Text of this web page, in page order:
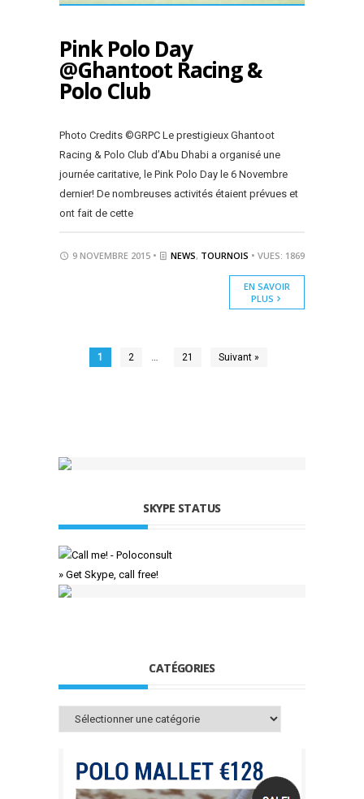
Pink Polo Day
@Ghantoot Racing &
Polo Club
Photo Credits ©GRPC Le prestigieux Ghantoot
Racing & Polo Club d’Abu Dhabi a organisé une
journée caritative, le Pink Polo Day le 6 Novembre
dernier! De nombreuses activités étaient prévues et
ont fait de cette
9 NOVEMBRE 2015 • NEWS, TOURNOIS • VUES: 1869
EN SAVOIR
PLUS
1 2 21 Suivant »
SKYPE STATUS
» Get Skype, call free!
CATÉGORIES
Catégories